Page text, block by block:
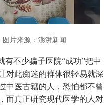
图片来源：澎湃新闻
不少骗子医院“成功”把中
对此痴迷的群体很轻易就深
中医古籍的人，恐怕都不曾
而真正研究现代医学的人对